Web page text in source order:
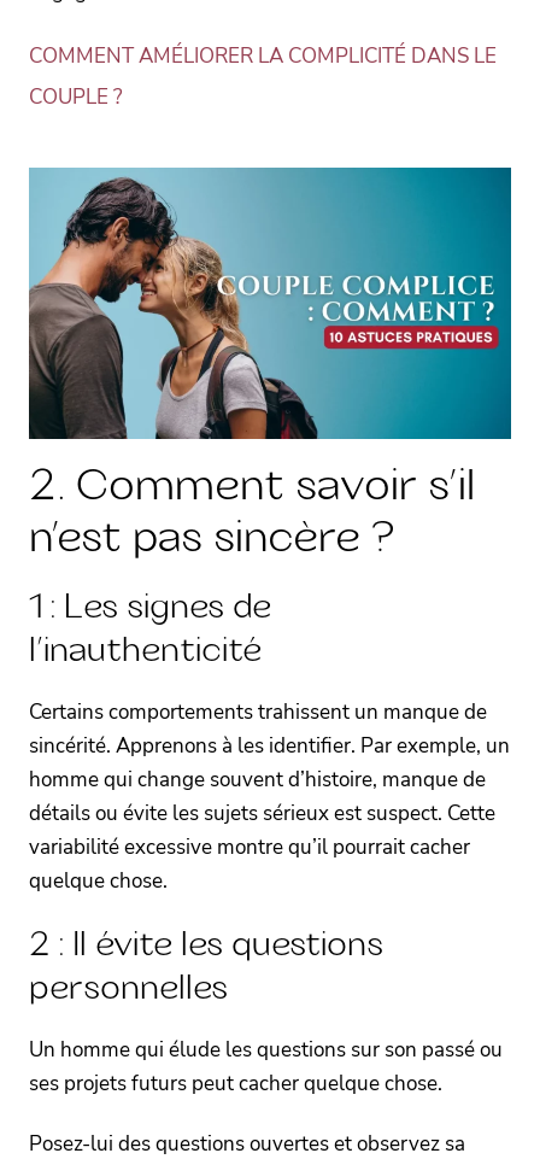
COMMENT AMÉLIORER LA COMPLICITÉ DANS LE
COUPLE ?
2. Comment savoir s’il
n’est pas sincère ?
1 : Les signes de
l’inauthenticité
Certains comportements trahissent un manque de
sincérité. Apprenons à les identifier. Par exemple, un
homme qui change souvent d’histoire, manque de
détails ou évite les sujets sérieux est suspect. Cette
variabilité excessive montre qu’il pourrait cacher
quelque chose.
2 : Il évite les questions
personnelles
Un homme qui élude les questions sur son passé ou
ses projets futurs peut cacher quelque chose.
Posez-lui des questions ouvertes et observez sa